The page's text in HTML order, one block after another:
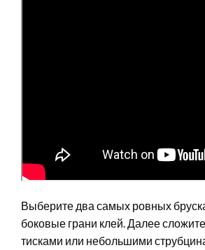
Выберите два самых ровных
боковые грани клей. Далее
тисками или небольшими